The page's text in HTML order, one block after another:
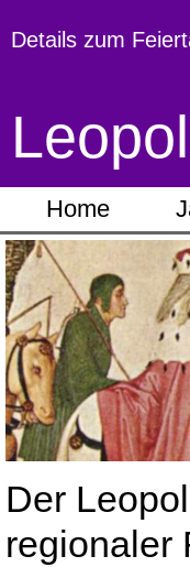
Details zum
Home
Der
regionaler